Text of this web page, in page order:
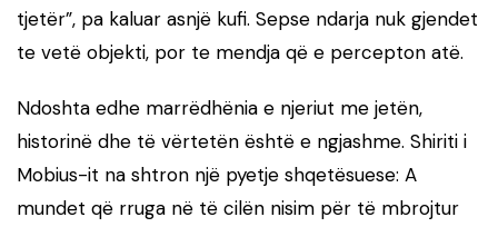
tjetër”, pa kaluar asnjë kufi. Sepse ndarja nuk gjendet
te vetë objekti, por te mendja që e percepton atë.
Ndoshta edhe marrëdhënia e njeriut me jetën,
historinë dhe të vërtetën është e ngjashme. Shiriti i
Mobius-it na shtron një pyetje shqetësuese: A
mundet që rruga në të cilën nisim për të mbrojtur